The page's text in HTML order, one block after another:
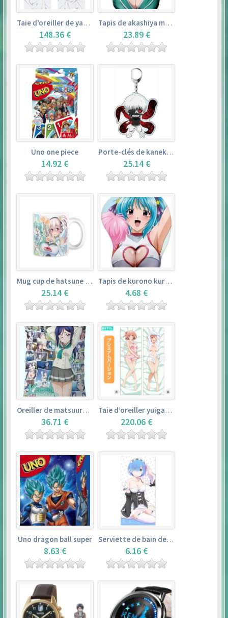
Taie d’oreiller de yamada elf – eromanga sensei
148.36 €
Tapis de akashiya moka – rosario + vampire
23.89 €
Uno one piece
14.92 €
Porte-clés de kaneki ken – tokyo ghoul
25.14 €
Mug cup de hatsune miku & super sonico – vocaloid
25.14 €
Tapis de kurono kurumu – rosario + vampire
4.68 €
Oreiller de matsuura kanan (35cm×53cm) – love live! sunshine!!
36.71 €
Taie d’oreiller yuigahama yui (50cm×150cm) – yahari ore no seishun love comedy wa machigatteiru. zoku
220.06 €
Uno dragon ball super
8.63 €
Serviette de bain de rem (120×60cm) – re:zero kara hajimeru isekai seikatsu
6.16 €